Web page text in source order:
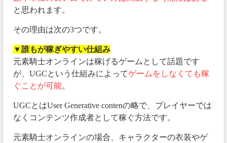
と思われます。
その理由は次の3つです。
▼誰もが稼ぎやすい仕組み
元素騎士オンラインは稼げるゲームとして話題です
が、UGCという仕組みによってゲームをしなくても稼
ぐことが可能。
UGCとはUser Generative contenの略で、プレイヤーでは
なくコンテンツ作成者として稼ぐ方法です。
元素騎士オンラインの場合、キャラクターの衣装やゲ